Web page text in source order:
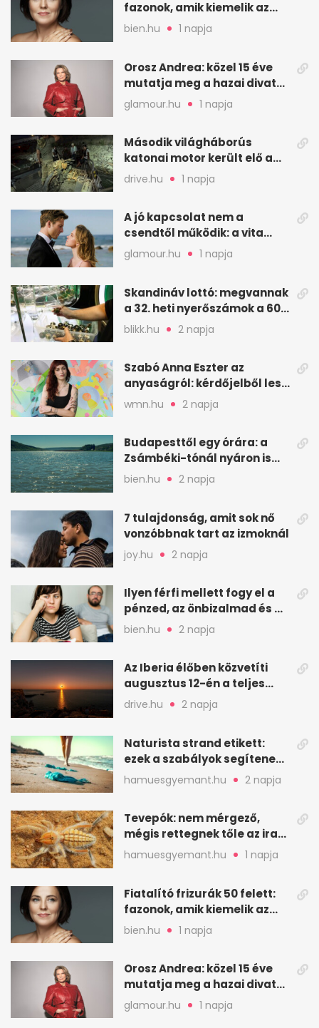
fazonok, amik kiemelik az
arcodat
bien.hu 1 napja
Orosz Andrea: közel 15 éve
mutatja meg a hazai divat
arcait
glamour.hu 1 napja
Második világháborús
katonai motor került elő a
Dunából a Batthyány térnél
drive.hu 1 napja
A jó kapcsolat nem a
csendtől működik: a vita
néha egészséges jel
glamour.hu 1 napja
Skandináv lottó: megvannak
a 32. heti nyerőszámok a 600
milliós játékhoz
blikk.hu 2 napja
Szabó Anna Eszter az
anyaságról: kérdőjelből lesz
valaha felkiáltójel?
wmn.hu 2 napja
Budapesttől egy órára: a
Zsámbéki-tónál nyáron is
van hely
bien.hu 2 napja
7 tulajdonság, amit sok nő
vonzóbbnak tart az izmoknál
joy.hu 2 napja
Ilyen férfi mellett fogy el a
pénzed, az önbizalmad és a
nyugalmad
bien.hu 2 napja
Az Iberia élőben közvetíti
augusztus 12-én a teljes
napfogyatkozást
drive.hu 2 napja
Naturista strand etikett:
ezek a szabályok segítenek
komfortosan lenni
hamuesgyemant.hu 2 napja
Tevepók: nem mérgező,
mégis rettegnek tőle az iraki
sivatagban
hamuesgyemant.hu 1 napja
Fiatalító frizurák 50 felett:
fazonok, amik kiemelik az
arcodat
bien.hu 1 napja
Orosz Andrea: közel 15 éve
mutatja meg a hazai divat
arcait
glamour.hu 1 napja